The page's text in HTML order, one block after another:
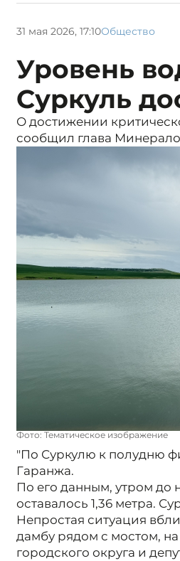
31 мая 2026, 17:10Общество
Уровень
Суркуль
О достижении
сообщил глава
Фото: Тематическое изображение
"По Суркулю к полудню
Гаранжа.
По его данным, утром до
оставалось 1,36 метра.
Непростая ситуация
дамбу рядом с мостом,
городского округа и